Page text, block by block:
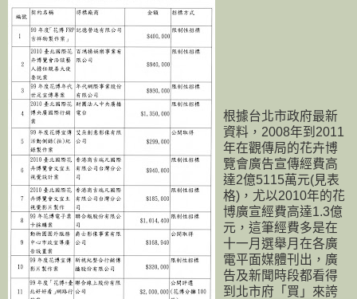
根據台北市政府最新
資料，2008年到2011
年在觀傳局的花卉博
覽會廣告宣傳經費高
達2億5115萬元(見表
格)，尤以2010年的花
博廣宣經費高達1.3億
元，這筆經費多是在
十一月選舉月在各廣
電平面媒體刊出，廣
告及新聞時段都看得
到北市府「買」來誇